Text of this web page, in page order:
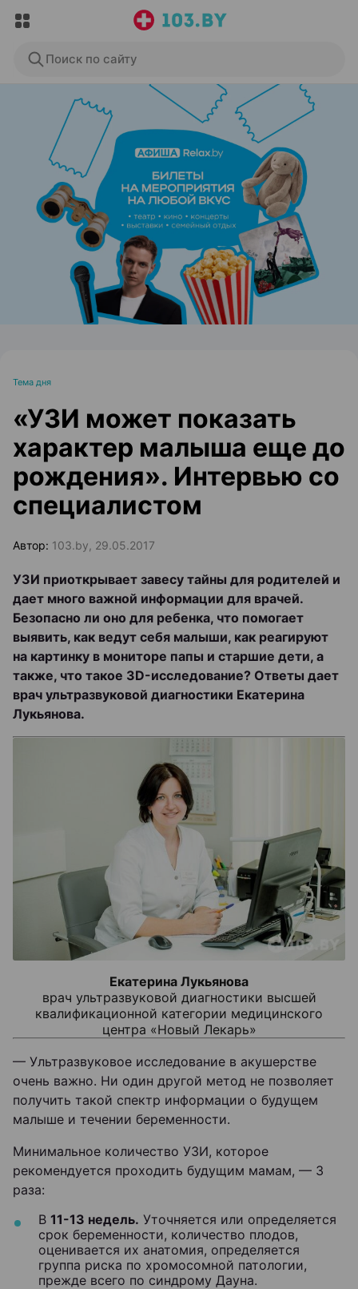
Поиск по сайту
ЭФФЕКТИВНАЯ РЕКЛАМА НА САЙТЕ
Тема дня
«УЗИ может показать
характер малыша еще до
рождения». Интервью со
специалистом
Автор: 103.by, 29.05.2017
УЗИ приоткрывает завесу тайны для родителей и
дает много важной информации для врачей.
Безопасно ли оно для ребенка, что помогает
выявить, как ведут себя малыши, как реагируют
на картинку в мониторе папы и старшие дети, а
также, что такое 3D-исследование? Ответы дает
врач ультразвуковой диагностики Екатерина
Лукьянова.
Екатерина Лукьянова
врач ультразвуковой диагностики высшей
квалификационной категории медицинского
центра «Новый Лекарь»
— Ультразвуковое исследование в акушерстве
очень важно. Ни один другой метод не позволяет
получить такой спектр информации о будущем
малыше и течении беременности.
Минимальное количество УЗИ, которое
рекомендуется проходить будущим мамам, — 3
раза:
В 11-13 недель. Уточняется или определяется
срок беременности, количество плодов,
оценивается их анатомия, определяется
группа риска по хромосомной патологии,
прежде всего по синдрому Дауна.